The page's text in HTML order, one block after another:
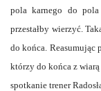
pola karnego do pola
przestałby wierzyć.
do końca. Reasumując
którzy do końca z
spotkanie trener